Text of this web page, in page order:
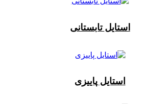
استایل تابستانی
استایل پاییزی